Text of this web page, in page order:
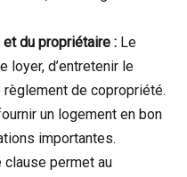
du propriétaire : Le
loyer, d’entretenir le
de copropriété.
un logement en bon
importantes.
clause permet au